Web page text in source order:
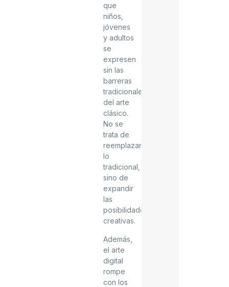
que
niños,
jóvenes
y adultos
se
expresen
sin las
barreras
tradicionales
del arte
clásico.
No se
trata de
reemplazar
lo
tradicional,
sino de
expandir
las
posibilidades
creativas.
Además,
el arte
digital
rompe
con los